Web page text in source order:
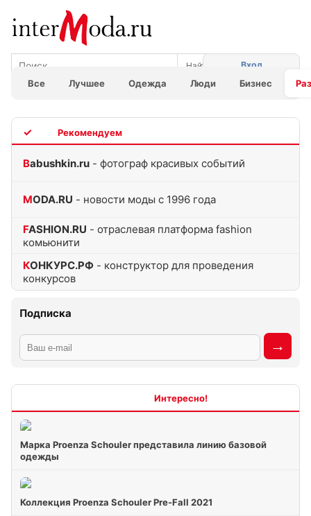
Все Лучшее Одежда Люди Бизнес
Вход
Babushkin.ru - фотограф красивых событий
MODA.RU - новости моды с 1996 года
FASHION.RU - отраслевая платформа fashion
комьюнити
КОНКУРС.РФ - конструктор для проведения
конкурсов
Подписка
Марка Proenza Schouler представила линию базовой
одежды
Коллекция Proenza Schouler Pre-Fall 2021